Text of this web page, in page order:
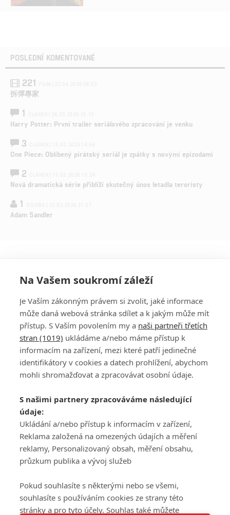
POSLEDNÍ KOMENTOVANÉ
221
拆彈專家
1
Harry Potter: První trailer seriálového zpracování je venku
3
One Piece: Oblíbený pirátský seriál je zpátky s novými epizodami
2
Nová dramatická série přiblíží skutečný únos letadla teroristy
1
Adam Sandler
PŘIHLÁSIT
REGISTROVAT
DISKUZE
Šéfredaktorkou webu jePetr Slavík, e-mailserialy@fandimefilmu.cz
Máte-li zájem o inzerci na našem webu napište nám na e-mail
studio@koncal.com
Ochrana osobních údajů|Zásady používání cookies |Pravidla webu
Upravit nastavení soukromí
Na Vašem soukromí záleží
Je Vaším zákonným právem si zvolit, jaké informace
může daná webová stránka sdílet a k jakým může mít
přístup. S Vaším povolením my a naši partneři třetích
stran (1019) ukládáme a/nebo máme přístup k
informacím na zařízení, mezi které patří jedinečné
identifikátory v cookies a datech prohlížení, abychom
mohli shromažďovat a zpracovávat osobní údaje.
S našimi partnery zpracováváme následující
údaje:
Ukládání a/nebo přístup k informacím v zařízení,
Reklama založená na omezených údajích a měření
reklamy, Personalizovaný obsah, měření obsahu,
průzkum publika a vývoj služeb
Pokud souhlasíte s některými nebo se všemi,
souhlasíte s používáním cookies ze strany této
stránky a pro tyto účely. Souhlas také můžete